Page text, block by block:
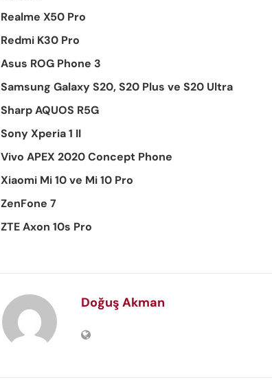
Realme X50 Pro
Redmi K30 Pro
Asus ROG Phone 3
Samsung Galaxy S20, S20 Plus ve S20 Ultra
Sharp AQUOS R5G
Sony Xperia 1 II
Vivo APEX 2020 Concept Phone
Xiaomi Mi 10 ve Mi 10 Pro
ZenFone 7
ZTE Axon 10s Pro
Doğuş Akman